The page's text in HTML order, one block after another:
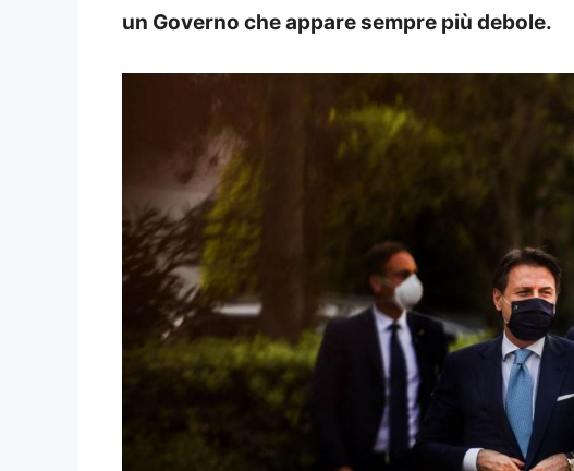
un Governo che appare sempre più debole.